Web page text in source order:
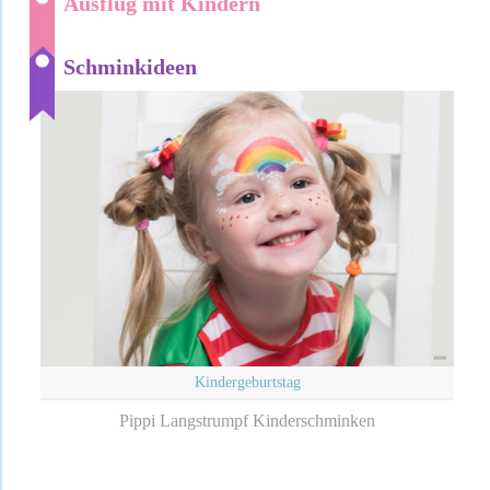
Schminkideen
Kindergeburtstag
Pippi Langstrumpf Kinderschminken